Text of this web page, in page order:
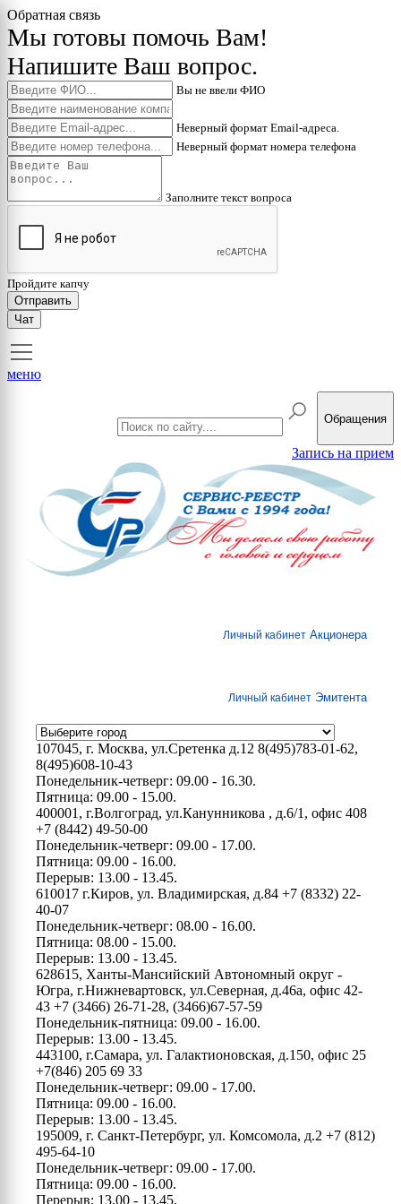
Обратная связь
Мы готовы помочь Вам!
Напишите Ваш вопрос.
Вы не ввели ФИО
Неверный формат Email-адреса.
Неверный формат номера телефона
Заполните текст вопроса
Пройдите капчу
Отправить
Чат
меню
Обращения
Запись на прием
Личный кабинет Акционера
Личный кабинет Эмитента
107045, г. Москва, ул.Сретенка д.12 8(495)783-01-62,
8(495)608-10-43
Понедельник-четверг: 09.00 - 16.30.
Пятница: 09.00 - 15.00.
400001, г.Волгоград, ул.Канунникова , д.6/1, офис 408
+7 (8442) 49-50-00
Понедельник-четверг: 09.00 - 17.00.
Пятница: 09.00 - 16.00.
Перерыв: 13.00 - 13.45.
610017 г.Киров, ул. Владимирская, д.84 +7 (8332) 22-
40-07
Понедельник-четверг: 08.00 - 16.00.
Пятница: 08.00 - 15.00.
Перерыв: 13.00 - 13.45.
628615, Ханты-Мансийский Автономный округ -
Югра, г.Нижневартовск, ул.Северная, д.46а, офис 42-
43 +7 (3466) 26-71-28, (3466)67-57-59
Понедельник-пятница: 09.00 - 16.00.
Перерыв: 13.00 - 13.45.
443100, г.Самара, ул. Галактионовская, д.150, офис 25
+7(846) 205 69 33
Понедельник-четверг: 09.00 - 17.00.
Пятница: 09.00 - 16.00.
Перерыв: 13.00 - 13.45.
195009, г. Санкт-Петербург, ул. Комсомола, д.2 +7 (812)
495-64-10
Понедельник-четверг: 09.00 - 17.00.
Пятница: 09.00 - 16.00.
Перерыв: 13.00 - 13.45.